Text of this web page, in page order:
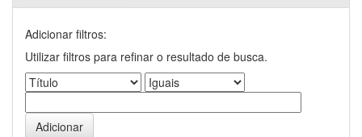
Adicionar filtros:
Utilizar filtros para refinar o resultado de busca.